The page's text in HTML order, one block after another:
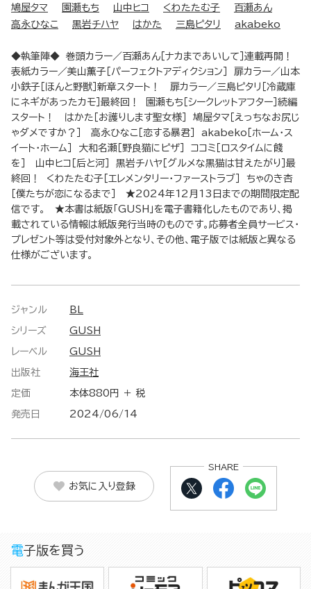
鳩屋タマ
園瀬もち 山中ヒコ くわたたむ子
百瀬あん
高永ひなこ
黒岩チハヤ はかた 三島ピタリ akabeko
◆執筆陣◆ 巻頭カラー／百瀬あん［ナカまであいして］連載再開！
表紙カラー／美山薫子［パーフェクトアディクション］ 扉カラー／山本
小鉄子［ほんと野獣］新章スタート！ 扉カラー／三島ピタリ［冷蔵庫
にネギがあったカモ］最終回！ 園瀬もち［シークレットアフター］続編
スタート！ はかた［お護りします聖女様］ 鳩屋タマ［えっちなお尻じ
ゃダメですか？］ 高永ひなこ［恋する暴君］ akabeko［ホーム・ス
イート・ホーム］ 大和名瀬［野良猫にピザ］ ココミ［ロスタイムに餞
を］ 山中ヒコ［后と河］ 黒岩チハヤ［グルメな黒猫は甘えたがり］最
終回！ くわたたむ子［エレメンタリー・ファーストラブ］ ちゃのき杏
［僕たちが恋になるまで］ ★2024年12月13日までの期間限定配
信です。 ★本書は紙版「GUSH」を電子書籍化したものであり、掲
載されている情報は紙版発行当時のものです。応募者全員サービス・
プレゼント等は受付対象外となり、その他、電子版では紙版と異なる
仕様がございます。
ジャンル BL
シリーズ GUSH
レーベル GUSH
出版社 海王社
定価 本体880円 ＋ 税
発売日 2024/06/14
お気に入り登録
SHARE
電子版を買う